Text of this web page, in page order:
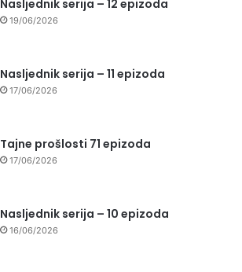
Nasljednik serija – 12 epizoda
19/06/2026
Nasljednik serija – 11 epizoda
17/06/2026
Tajne prošlosti 71 epizoda
17/06/2026
Nasljednik serija – 10 epizoda
16/06/2026